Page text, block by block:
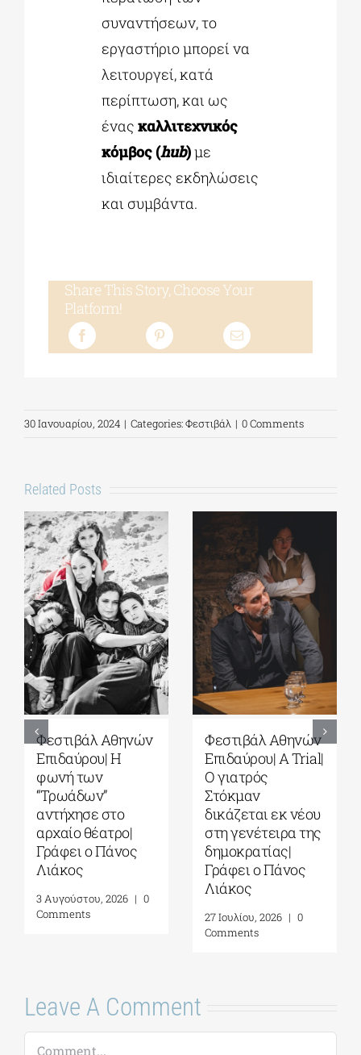
συναντήσεων, το
εργαστήριο μπορεί να
λειτουργεί, κατά
περίπτωση, και ως
ένας καλλιτεχνικός
κόμβος (hub)με
ιδιαίτερες εκδηλώσεις
και συμβάντα.
Share This Story, Choose Your
Platform!
30 Ιανουαρίου, 2024 | Categories:Φεστιβάλ | 0 Comments
Related Posts
Φεστιβάλ Αθηνών
Επιδαύρου| Η
φωνή των
“Τρωάδων”
αντήχησε στο
αρχαίο θέατρο|
Γράφει ο Πάνος
Λιάκος
3 Αυγούστου, 2026 | 0
Comments
Φεστιβάλ Αθηνών
Επιδαύρου| Α Trial|
O γιατρός
Στόκμαν
δικάζεται εκ νέου
στη γενέτειρα της
δημοκρατίας|
Γράφει ο Πάνος
Λιάκος
27 Ιουλίου, 2026 | 0
Comments
Leave A Comment
Comment